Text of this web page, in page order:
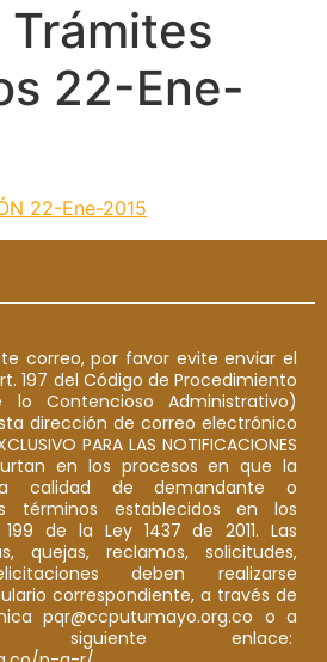
22-Ene-
22-Ene-2015
correo, por favor evite enviar el
197 del Código de Procedimiento
Contencioso Administrativo)
Esta dirección de correo electrónico
PARA LAS NOTIFICACIONES
en los procesos en que la
calidad de demandante o
términos establecidos en los
de la Ley 1437 de 2011. Las
quejas, reclamos, solicitudes,
deben realizarse
correspondiente, a través de
pqr@ccputumayo.org.co o a
enlace: